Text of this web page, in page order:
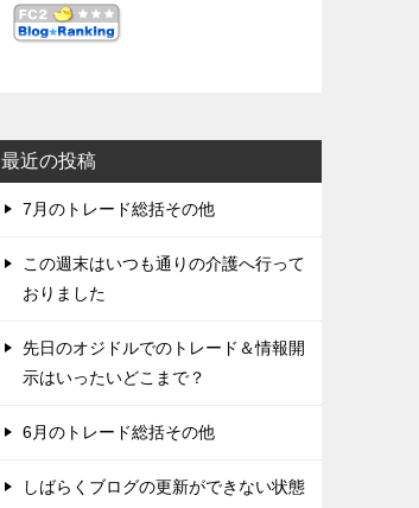
最近の投稿
7月のトレード総括その他
この週末はいつも通りの介護へ行って
おりました
先日のオジドルでのトレード＆情報開
示はいったいどこまで？
6月のトレード総括その他
しばらくブログの更新ができない状態